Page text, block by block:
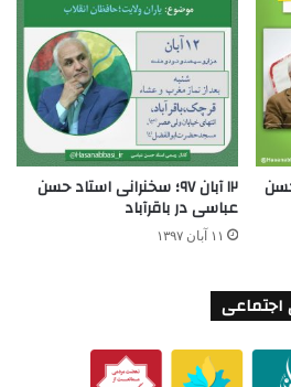
حسن ۱۲ آبان ۹۷؛ سخنرانی استاد حسن
عباسی در باقرآباد
۱۱ آبان ۱۳۹۷
اجتماعی